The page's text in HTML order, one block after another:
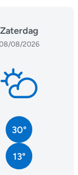
Zaterdag
08/2026
30°
13°